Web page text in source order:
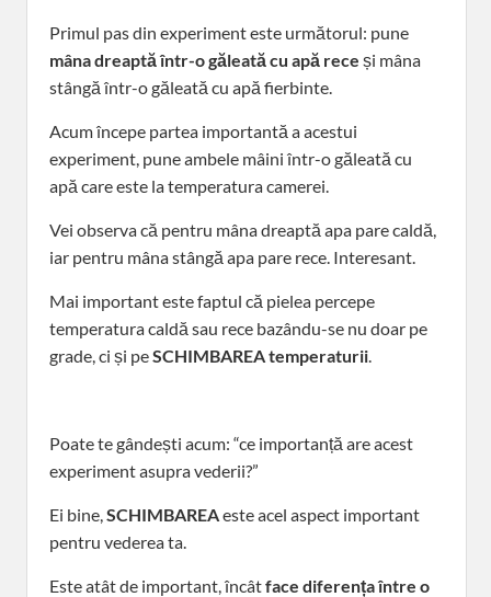
Primul pas din experiment este următorul: pune
mâna dreaptă într-o găleată cu apă rece și mâna
stângă într-o găleată cu apă fierbinte.
Acum începe partea importantă a acestui
experiment, pune ambele mâini într-o găleată cu
apă care este la temperatura camerei.
Vei observa că pentru mâna dreaptă apa pare caldă,
iar pentru mâna stângă apa pare rece. Interesant.
Mai important este faptul că pielea percepe
temperatura caldă sau rece bazându-se nu doar pe
grade, ci și peSCHIMBAREAtemperaturii.
Poate te gândești acum: “ce importanță are acest
experiment asupra vederii?”
Ei bine,SCHIMBAREAeste acel aspect important
pentru vederea ta.
Este atât de important, încâtface diferența între o